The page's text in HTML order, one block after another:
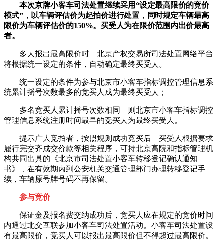
本次京牌小客车司法处置继续采用“设定最高限价的竞价
模式”，以车辆评估价为起拍价进行处置，同时规定车辆最高
限价为车辆评估价的150%。 买受人为在限价范围内出价最高
者。
多人报出最高限价时，北京产权交易所司法处置网络平台
将根据统一设定的条件，自动确定最终买受人。
统一设定的条件为参与北京市小客车指标调控管理信息系
统累计摇号次数最多的竞买人成为最终买受人；
多名竞买人累计摇号次数相同，则北京市小客车指标调控
管理信息系统注册时间最早的竞买人为最终买受人。
提示广大竞拍者，按照规则成功竞买后，买受人根据要求
履行完交齐成交价款等相关程序，可持北京高院和指标管理机
构共同出具的《北京市司法处置小客车转移登记确认通知
书》，在有效期内到公安机关交通管理部门办理转移登记手
续，车辆原号牌号码不再保留。
参与竞价
保证金及报名费交纳成功后，竞买人应在规定的竞价时间
内通过北交互联参加小客车司法处置活动。小客车司法处置设
有最高限价，竞买人可以报出最高限价但不得超过最高限价。